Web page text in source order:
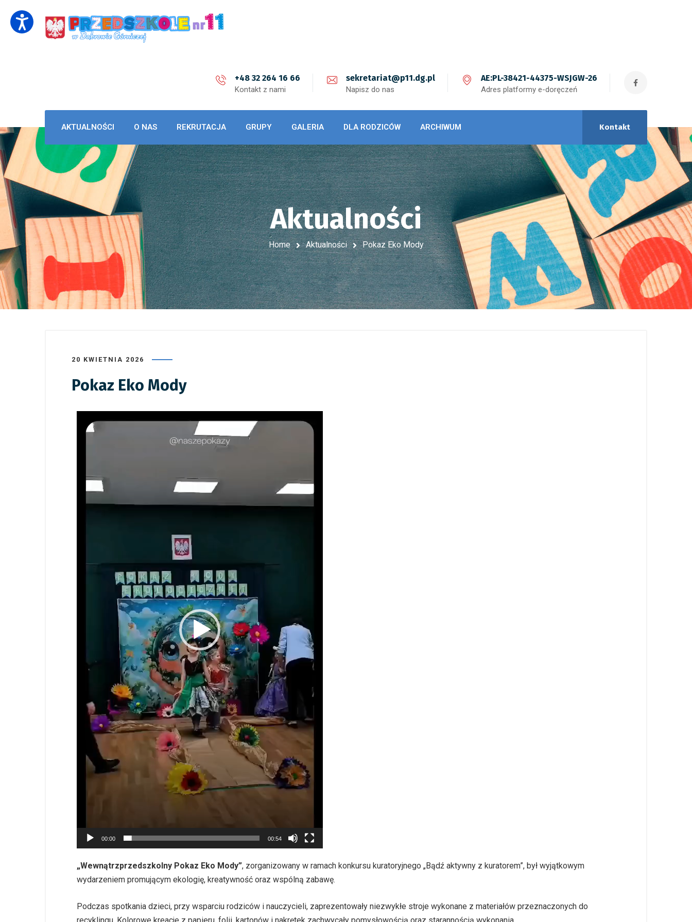
+48 32 264 16 66
Kontakt z nami
sekretariat@p11.dg.pl
Napisz do nas
AE:PL-38421-44375-WSJGW-26
Adres platformy e-doręczeń
Kontakt
AKTUALNOŚCI O NAS REKRUTACJA GRUPY GALERIA DLA RODZICÓW ARCHIWUM
Aktualności
Home Aktualności Pokaz Eko Mody
20 KWIETNIA 2026
Pokaz Eko Mody
video
00:00 00:54
„Wewnątrzprzedszkolny Pokaz Eko Mody”, zorganizowany w ramach konkursu kuratoryjnego „Bądź aktywny z kuratorem”, był wyjątkowym
wydarzeniem promującym ekologię, kreatywność oraz wspólną zabawę.
Podczas spotkania dzieci, przy wsparciu rodziców i nauczycieli, zaprezentowały niezwykłe stroje wykonane z materiałów przeznaczonych do